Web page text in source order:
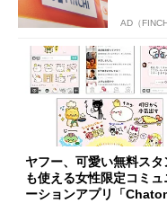
AD（
ヤフー、可愛い無料スタ
も使える女性限定コミュ
ーションアプリ「